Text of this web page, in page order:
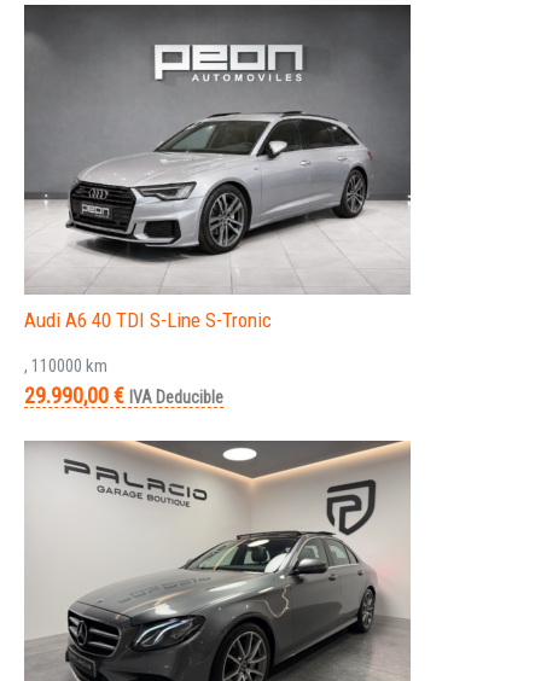
Audi A6 40 TDI S-Line S-Tronic
, 110000 km
29.990,00 € IVA Deducible